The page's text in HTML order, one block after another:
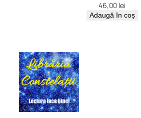
46,00 lei
Adaugă în coș